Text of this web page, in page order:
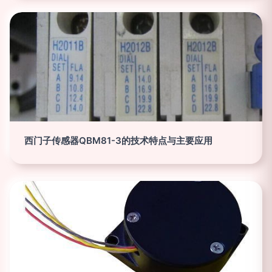
西门子传感器QBM81-3的技术特点与主要应用